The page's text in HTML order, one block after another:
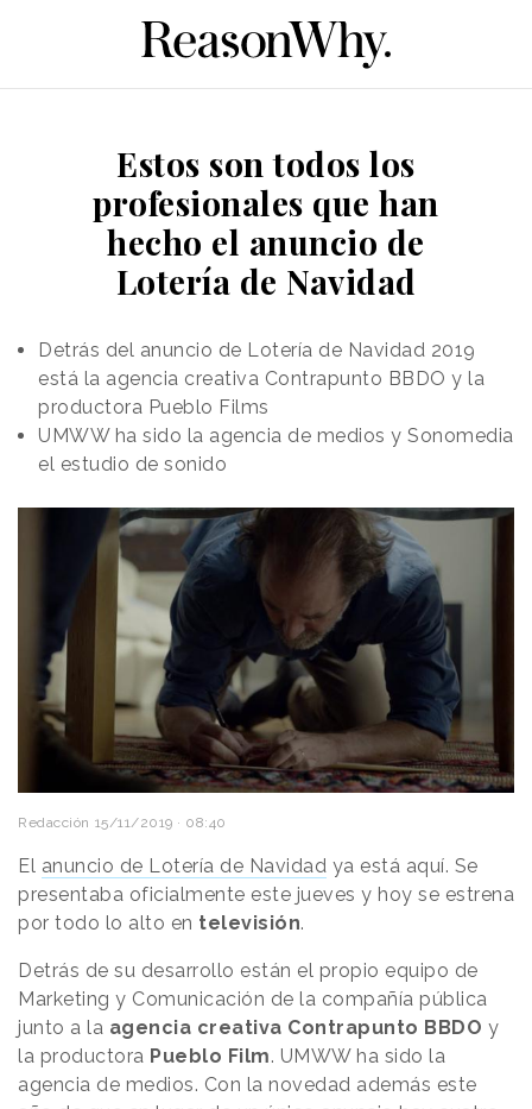
Estos son todos los
profesionales que han
hecho el anuncio de
Lotería de Navidad
Detrás del anuncio de Lotería de Navidad 2019
está la agencia creativa Contrapunto BBDO y la
productora Pueblo Films
UMWW ha sido la agencia de medios y Sonomedia
el estudio de sonido
Redacción 15/11/2019 · 08:40
El anuncio de Lotería de Navidad ya está aquí. Se
presentaba oficialmente este jueves y hoy se estrena
por todo lo alto en televisión.
Detrás de su desarrollo están el propio equipo de
Marketing y Comunicación de la compañía pública
junto a la agencia creativa Contrapunto BBDO y
la productora Pueblo Film. UMWW ha sido la
agencia de medios. Con la novedad además este